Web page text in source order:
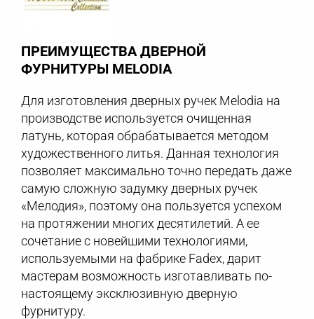
ПРЕИМУЩЕСТВА ДВЕРНОЙ
ФУРНИТУРЫ MELODIA
Для изготовления дверных ручек Melodia на
производстве используется очищенная
латунь, которая обрабатывается методом
художественного литья. Данная технология
позволяет максимально точно передать даже
самую сложную задумку дверных ручек
«Мелодия», поэтому она пользуется успехом
на протяжении многих десятилетий. А ее
сочетание с новейшими технологиями,
используемыми на фабрике Fadex, дарит
мастерам возможность изготавливать по-
настоящему эксклюзивную дверную
фурнитуру.